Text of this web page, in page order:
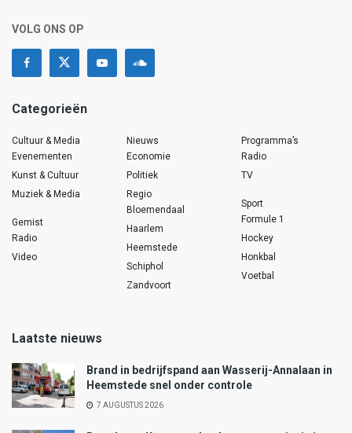
VOLG ONS OP
Categorieën
Cultuur & Media
Evenementen
Kunst & Cultuur
Muziek & Media
Gemist
Radio
Video
Nieuws
Economie
Politiek
Regio
Bloemendaal
Haarlem
Heemstede
Schiphol
Zandvoort
Programma’s
Radio
TV
Sport
Formule 1
Hockey
Honkbal
Voetbal
Laatste nieuws
Brand in bedrijfspand aan Wasserij-Annalaan in
Heemstede snel onder controle
7 AUGUSTUS 2026